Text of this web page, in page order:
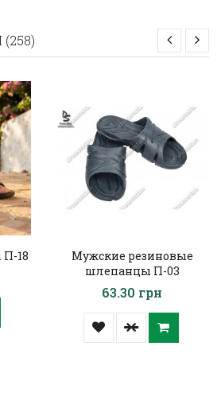
18
Мужские резиновые
шлепанцы П-03
63.30 грн